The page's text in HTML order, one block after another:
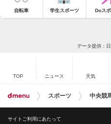
自転車 学生スポーツ Doス
データ提供：
TOP ニュース 天気
スポーツ 中央競
サイトご利用にあたって